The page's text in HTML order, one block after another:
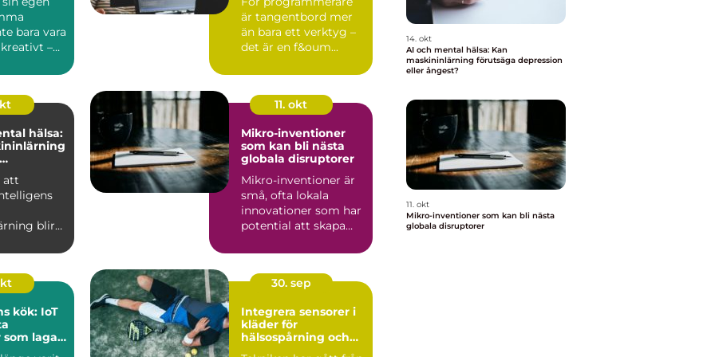
bara vara
–
är tangentbord mer
än bara ett verktyg –
det är en f&oum...
hälsa:
att
blir
11. okt
Mikro-inventioner
som kan bli nästa
globala disruptorer
Mikro-inventioner är
små, ofta lokala
innovationer som har
potential att skapa
kök: IoT
lagar
30. sep
Integrera sensorer i
kläder för
hälsospårning och
14. okt
AI och mental hälsa: Kan
maskininlärning förutsäga depression
eller ångest?
11. okt
Mikro-inventioner som kan bli nästa
globala disruptorer